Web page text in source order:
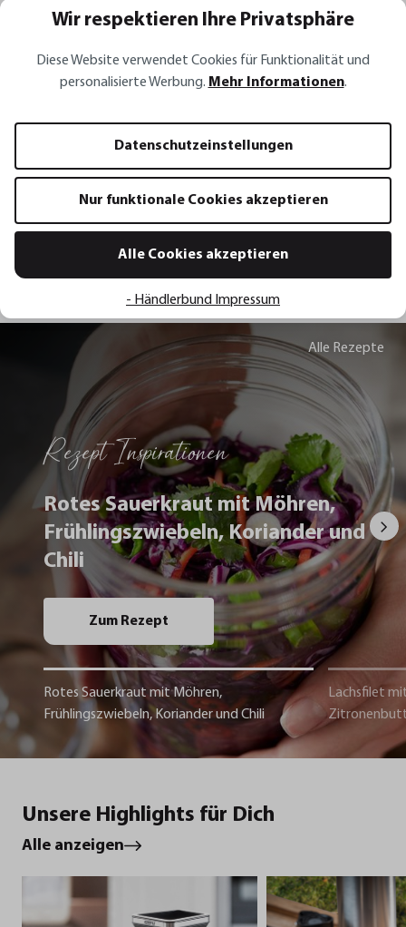
6,50 €* 19,95 €*
Rezept Inspirationen
Rotes Sauerkraut mit Möhren,
Frühlingszwiebeln, Koriander und
Chili
Zum Rezept
Rotes Sauerkraut mit Möhren,
Frühlingszwiebeln, Koriander und Chili
Lachsfilet
Alle Rezepte
Unsere Highlights für Dich
Alle anzeigen
Wir respektieren Ihre Privatsphäre
Diese Website verwendet Cookies für Funktionalität und
personalisierte Werbung. Mehr Informationen.
Datenschutzeinstellungen
Nur funktionale Cookies akzeptieren
Alle Cookies akzeptieren
- Händlerbund Impressum